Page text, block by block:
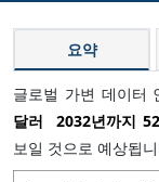
요약
글로벌 가변 데이터
달러
2032년까지
보일 것으로 예상됩